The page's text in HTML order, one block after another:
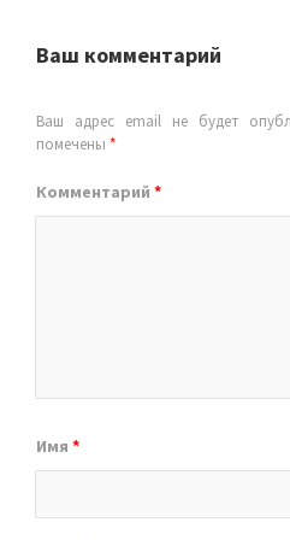
Ваш комментарий
Ваш адрес email не будет
помечены *
Комментарий *
Имя *